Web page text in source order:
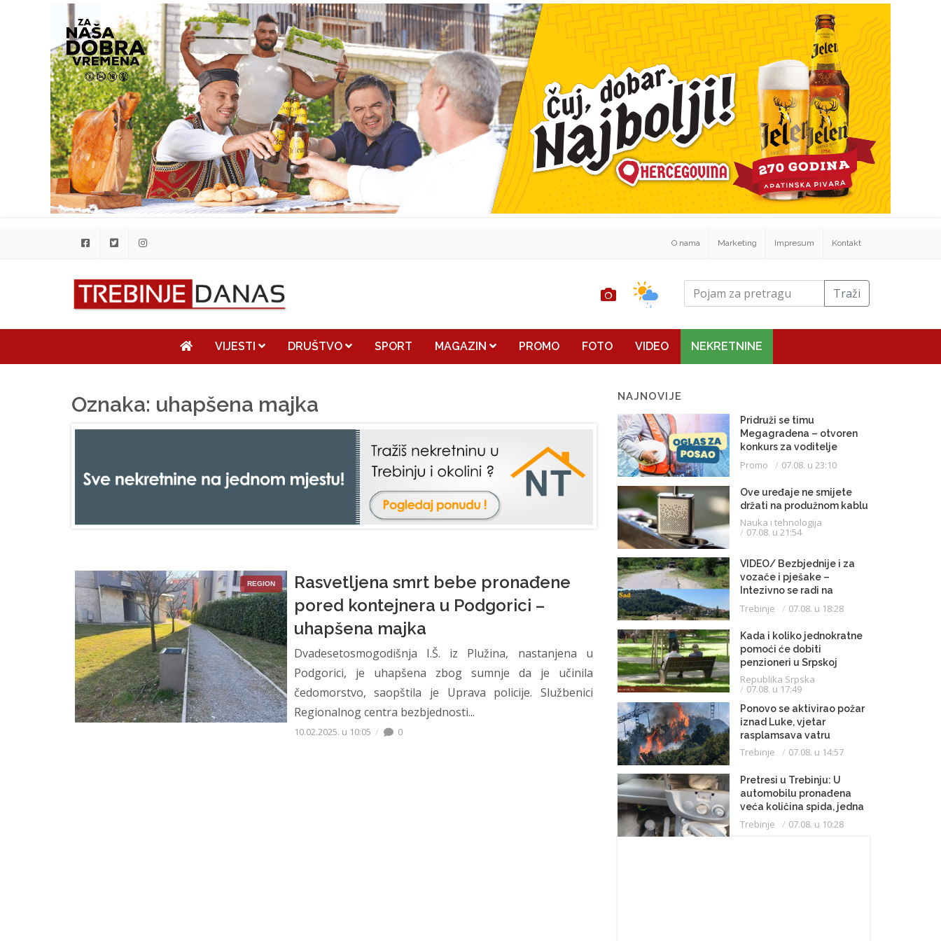
O nama Marketing Impresum Kontakt
Traži
VIJESTI DRUŠTVO SPORT MAGAZIN PROMO FOTO VIDEO NEKRETNINE
Oznaka: uhapšena majka
REGION
Rasvetljena smrt bebe pronađene
pored kontejnera u Podgorici –
uhapšena majka
Dvadesetosmogodišnja I.Š. iz Plužina, nastanjena u
Podgorici, je uhapšena zbog sumnje da je učinila
čedomorstvo, saopštila je Uprava policije. Službenici
Regionalnog centra bezbjednosti...
10.02.2025. u 10:05 0
NAJNOVIJE
Pridruži se timu
Megagradena – otvoren
konkurs za voditelje
gradilišta
Promo 07.08. u 23:10
Ove uređaje ne smijete
držati na produžnom kablu
Nauka i tehnologija
07.08. u 21:54
VIDEO/ Bezbjednije i za
vozače i pješake –
Intezivno se radi na
proširenju saobraćajnice
Trebinje 07.08. u 18:28
Kada i koliko jednokratne
pomoći će dobiti
penzioneri u Srpskoj
Republika Srpska
07.08. u 17:49
Ponovo se aktivirao požar
iznad Luke, vjetar
rasplamsava vatru
Trebinje 07.08. u 14:57
Pretresi u Trebinju: U
automobilu pronađena
veća količina spida, jedna
osoba uhapšena
Trebinje 07.08. u 10:28